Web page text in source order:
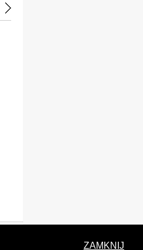
ZAMKNIJ